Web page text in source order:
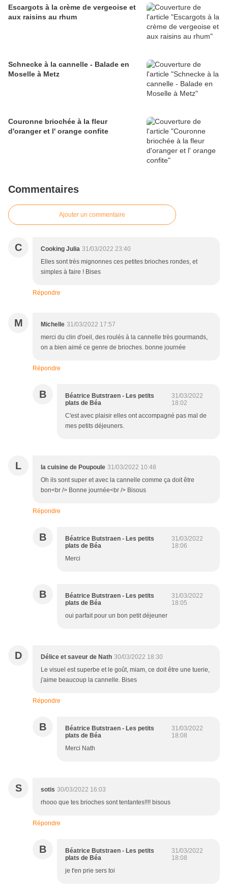
Escargots à la crème de vergeoise et
aux raisins au rhum
Schnecke à la cannelle - Balade en
Moselle à Metz
Couronne briochée à la fleur
d'oranger et l' orange confite
Commentaires
Ajouter un commentaire
C Cooking Julia 31/03/2022 23:40
Elles sont très mignonnes ces petites brioches rondes, et
simples à faire ! Bises
Répondre
M Michelle 31/03/2022 17:57
merci du clin d'oeil, des roulés à la cannelle très gourmands,
on a bien aimé ce genre de brioches. bonne journée
Répondre
B
Béatrice Butstraen - Les petits
plats de Béa
31/03/2022
18:02
C'est avec plaisir elles ont accompagné pas mal de
mes petits déjeuners.
L la cuisine de Poupoule 31/03/2022 10:48
Oh ils sont super et avec la cannelle comme ça doit être
bon<br /> Bonne journée<br /> Bisous
Répondre
B
Béatrice Butstraen - Les petits
plats de Béa
31/03/2022
18:06
Merci
B
Béatrice Butstraen - Les petits
plats de Béa
31/03/2022
18:05
oui parfait pour un bon petit déjeuner
D Délice et saveur de Nath 30/03/2022 18:30
Le visuel est superbe et le goût, miam, ce doit être une tuerie,
j'aime beaucoup la cannelle. Bises
Répondre
B
Béatrice Butstraen - Les petits
plats de Béa
31/03/2022
18:08
Merci Nath
S sotis 30/03/2022 16:03
rhooo que tes brioches sont tentantes!!!! bisous
Répondre
B
Béatrice Butstraen - Les petits
plats de Béa
31/03/2022
18:08
je t'en prie sers toi